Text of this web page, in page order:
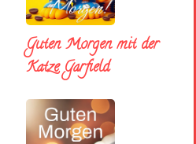
Guten Morgen mit der
Katze Garfield